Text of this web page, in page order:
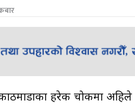
हरेक चोकमा अहिले